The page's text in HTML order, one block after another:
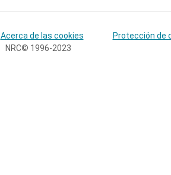
Acerca de las cookies
Protección de
NRC© 1996-2023